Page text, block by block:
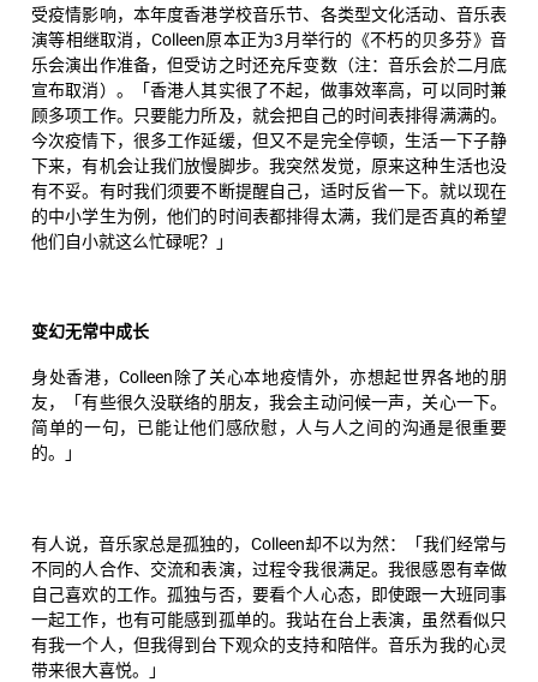
受疫情影响，本年度香港学校音乐节、各类型文化活动、音乐表
演等相继取消，Colleen原本正为3月举行的《不朽的贝多芬》音
乐会演出作准备，但受访之时还充斥变数（注：音乐会於二月底
宣布取消）。「香港人其实很了不起，做事效率高，可以同时兼
顾多项工作。只要能力所及，就会把自己的时间表排得满满的。
今次疫情下，很多工作延缓，但又不是完全停顿，生活一下子静
下来，有机会让我们放慢脚步。我突然发觉，原来这种生活也没
有不妥。有时我们须要不断提醒自己，适时反省一下。就以现在
的中小学生为例，他们的时间表都排得太满，我们是否真的希望
他们自小就这么忙碌呢？」
变幻无常中成长
身处香港，Colleen除了关心本地疫情外，亦想起世界各地的朋
友，「有些很久没联络的朋友，我会主动问候一声，关心一下。
简单的一句，已能让他们感欣慰，人与人之间的沟通是很重要
的。」
有人说，音乐家总是孤独的，Colleen却不以为然：「我们经常与
不同的人合作、交流和表演，过程令我很满足。我很感恩有幸做
自己喜欢的工作。孤独与否，要看个人心态，即使跟一大班同事
一起工作，也有可能感到孤单的。我站在台上表演，虽然看似只
有我一个人，但我得到台下观众的支持和陪伴。音乐为我的心灵
带来很大喜悦。」